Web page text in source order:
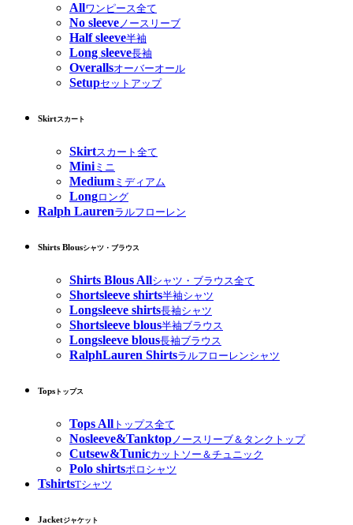
Allワンピース全て
No sleeveノースリーブ
Half sleeve半袖
Long sleeve長袖
Overallsオーバーオール
Setupセットアップ
Skirtスカート
Skirtスカート全て
Miniミニ
Medium ミディアム
Longロング
Ralph Laurenラルフローレン
Shirts Blousシャツ・ブラウス
Shirts Blous Allシャツ・ブラウス全て
Shortsleeve shirts半袖シャツ
Longsleeve shirts長袖シャツ
Shortsleeve blous半袖ブラウス
Longsleeve blous長袖ブラウス
RalphLauren Shirtsラルフローレンシャツ
Tops トップス
Tops All トップス全て
Nosleeve&Tanktop ノースリーブ＆タンクトップ
Cutsew&Tunicカットソー＆チュニック
Polo shirtsポロシャツ
TshirtsTシャツ
Jacketジャケット